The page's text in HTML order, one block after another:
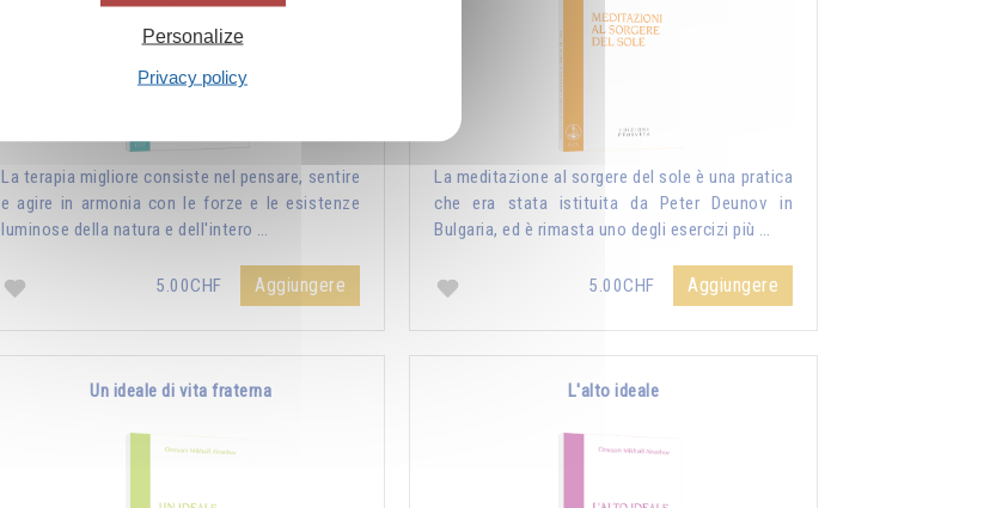
La terapia migliore consiste nel pensare, sentire
e agire in armonia con le forze e le esistenze
luminose della natura e dell'intero …
5.00CHF Aggiungere
La meditazione al sorgere del sole è una pratica
che era stata istituita da Peter Deunov in
Bulgaria, ed è rimasta uno degli esercizi più …
5.00CHF Aggiungere
Un ideale di vita fraterna L'alto ideale
Personalize
Privacy policy